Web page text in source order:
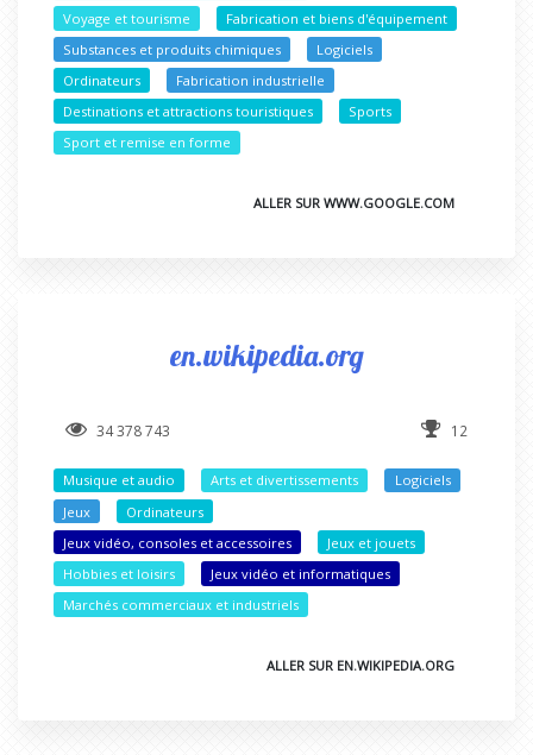
Voyage et tourisme
Fabrication et biens d'équipement
Substances et produits chimiques
Logiciels
Ordinateurs
Fabrication industrielle
Destinations et attractions touristiques
Sports
Sport et remise en forme
ALLER SUR WWW.GOOGLE.COM
en.wikipedia.org
34 378 743 12
Musique et audio Arts et divertissements
Logiciels
Jeux
Ordinateurs
Jeux vidéo, consoles et accessoires
Jeux et jouets
Hobbies et loisirs
Jeux vidéo et informatiques
Marchés commerciaux et industriels
ALLER SUR EN.WIKIPEDIA.ORG